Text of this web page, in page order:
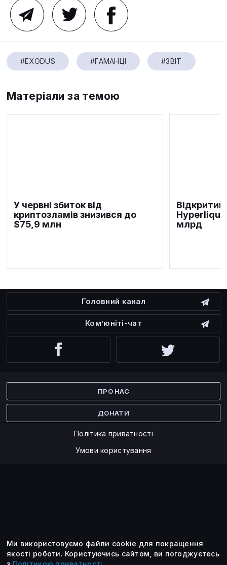
#EXODUS #ГАМАНЦІ #ЗВІТ
Матеріали за темою
У червні збиток від
криптозламів знизився до
$75,9 млн
Відкритий
млрд
Головний канал
Ком’юніті-чат
ПРО НАС
ДОНАТИ
Політика приватності
Умови користування
©2014 — 2026
Ми використовуємо файли cookie для покращення
якості роботи. Користуючись сайтом, ви погоджуєтесь